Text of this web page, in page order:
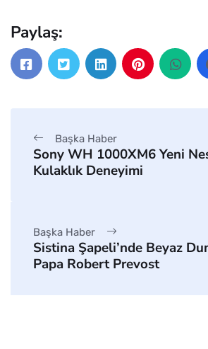
Paylaş:
Başka Haber
Sony WH 1000XM6 Yeni
Kulaklık Deneyimi
Başka Haber
Sistina Şapeli’nde Beyaz
Papa Robert Prevost